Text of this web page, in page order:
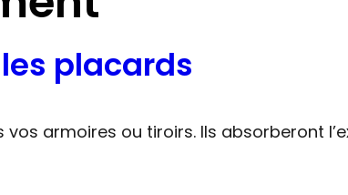
placards
armoires ou tiroirs. Ils absorberont